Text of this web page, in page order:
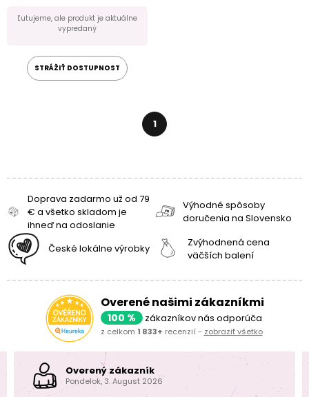
Ľutujeme, ale produkt je aktuálne
vypredaný
STRÁŽIŤ DOSTUPNOST
1
Doprava zadarmo už od 79
€ a všetko skladom je
ihneď na odoslanie
Výhodné spôsoby
doručenia na Slovensko
České lokálne výrobky
Zvýhodnená cena
väčších balení
Overené našimi zákazníkmi
100 % zákazníkov nás odporúča
z celkom 1 833+ recenzií - zobraziť všetko
Overený zákazník
Pondelok, 3. August 2026